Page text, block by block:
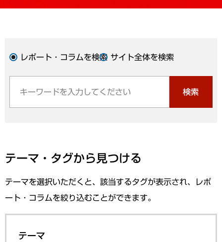
レポート・コラムを検索 サイト全体を検索
検索
テーマ・タグから見つける
テーマを選択いただくと、該当するタグが表示され、レポ
ート・コラムを絞り込むことができます。
テーマ